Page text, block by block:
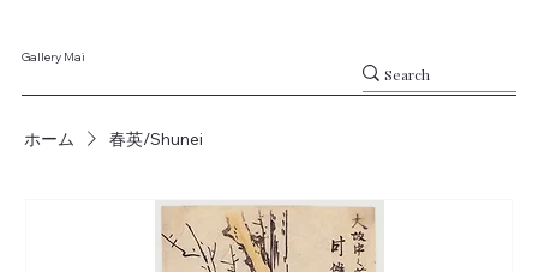
Gallery Mai
ホーム 春英/Shunei